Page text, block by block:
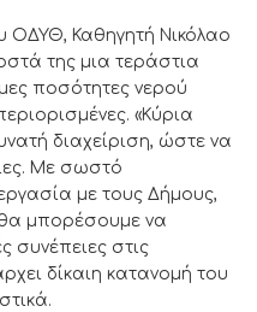
ΟΔΥΘ, Καθηγητή Νικόλαο
της μια τεράστια
ποσότητες νερού
«Κύρια
διαχείριση, ώστε να
Με σωστό
με τους Δήμους,
μπορέσουμε να
συνέπειες στις
δίκαιη κατανομή του